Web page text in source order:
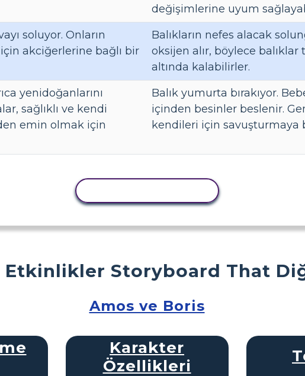
değişimlerine uyum
soluyor. Onların
akciğerlerine bağlı bir
Balıkların nefes alacak
oksijen alır, böylece
altında kalabilirler.
yenidoğanlarını
sağlıklı ve kendi
emin olmak için
Balık yumurta bırakıyor.
içinden besinler beslenir.
kendileri için savuşturmaya
Etkinlikler Storyboard That
Amos ve Boris
Karakter
Özellikleri